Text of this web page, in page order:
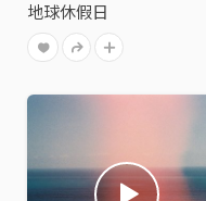
地球休假日